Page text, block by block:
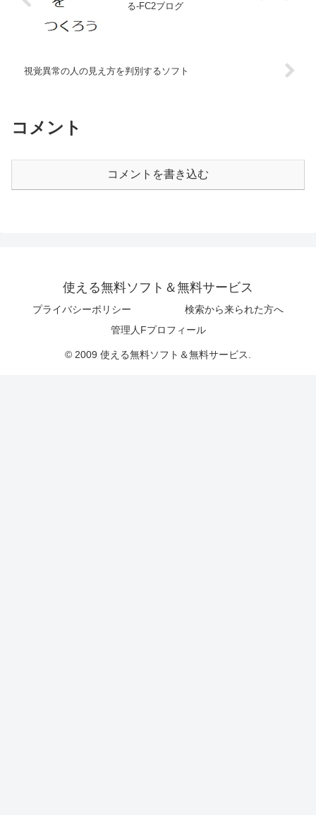
る-FC2ブログ
視覚異常の人の見え方を判別するソフト
コメント
コメントを書き込む
使える無料ソフト＆無料サービス
プライバシーポリシー
検索から来られた方へ
管理人Fプロフィール
© 2009 使える無料ソフト＆無料サービス.